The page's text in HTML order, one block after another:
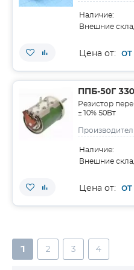
Наличие:
Внешние
Цена от:
ППБ-50Г
Резистор
±10% 50Вт
Наличие:
Внешние
Цена от:
1 2 3 4